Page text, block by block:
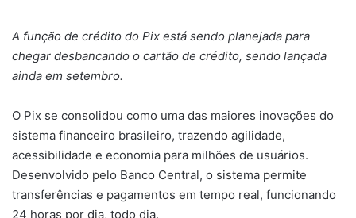
A função de crédito do Pix está sendo planejada para
chegar desbancando o cartão de crédito, sendo lançada
ainda em setembro.
O Pix se consolidou como uma das maiores inovações do
sistema financeiro brasileiro, trazendo agilidade,
acessibilidade e economia para milhões de usuários.
Desenvolvido pelo Banco Central, o sistema permite
transferências e pagamentos em tempo real, funcionando
24 horas por dia, todo dia.